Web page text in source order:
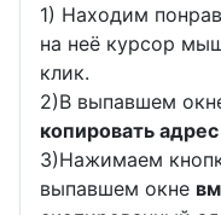
1) Находим
на неё курсор
клик.
2)В выпавшем
копировать
3)Нажимаем
выпавшем окне